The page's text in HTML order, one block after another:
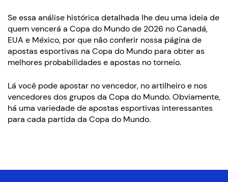
Se essa análise histórica detalhada lhe deu uma ideia de
quem vencerá a Copa do Mundo de 2026 no Canadá,
EUA e México, por que não conferir nossa página de
apostas esportivas na Copa do Mundo para obter as
melhores probabilidades e apostas no torneio.
Lá você pode apostar no vencedor, no artilheiro e nos
vencedores dos grupos da Copa do Mundo. Obviamente,
há uma variedade de apostas esportivas interessantes
para cada partida da Copa do Mundo.